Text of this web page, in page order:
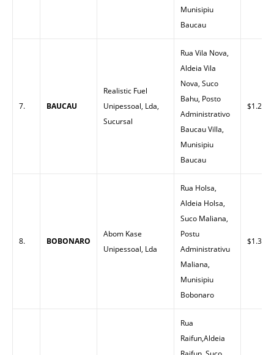
Munisipiu
Baucau
7. BAUCAU
Realistic Fuel
Unipessoal, Lda,
Sucursal
Rua Vila Nova,
Aldeia Vila
Nova, Suco
Bahu, Posto
Administrativo
Baucau Villa,
Munisipiu
Baucau
$1.26
8. BOBONARO
Abom Kase
Unipessoal, Lda
Rua Holsa,
Aldeia Holsa,
Suco Maliana,
Postu
Administrativu
Maliana,
Munisipiu
Bobonaro
$1.30
Rua
Raifun,Aldeia